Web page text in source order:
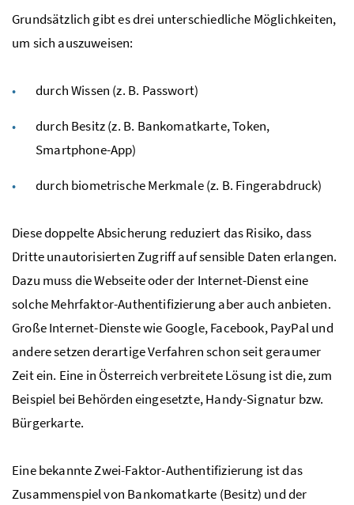
Grundsätzlich gibt es drei unterschiedliche Möglichkeiten,
um sich auszuweisen:
durch Wissen (z. B. Passwort)
durch Besitz (z. B. Bankomatkarte, Token,
Smartphone-App)
durch biometrische Merkmale (z. B. Fingerabdruck)
Diese doppelte Absicherung reduziert das Risiko, dass
Dritte unautorisierten Zugriff auf sensible Daten erlangen.
Dazu muss die Webseite oder der Internet-Dienst eine
solche Mehrfaktor-Authentifizierung aber auch anbieten.
Große Internet-Dienste wie Google, Facebook, PayPal und
andere setzen derartige Verfahren schon seit geraumer
Zeit ein. Eine in Österreich verbreitete Lösung ist die, zum
Beispiel bei Behörden eingesetzte, Handy-Signatur bzw.
Bürgerkarte.
Eine bekannte Zwei-Faktor-Authentifizierung ist das
Zusammenspiel von Bankomatkarte (Besitz) und der